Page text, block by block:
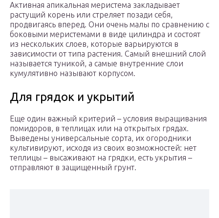
Активная апикальная меристема закладывает
растущий корень или стреляет позади себя,
продвигаясь вперед. Они очень малы по сравнению с
боковыми меристемами в виде цилиндра и состоят
из нескольких слоев, которые варьируются в
зависимости от типа растения. Самый внешний слой
называется туникой, а самые внутренние слои
кумулятивно называют корпусом.
Для грядок и укрытий
Еще один важный критерий – условия выращивания
помидоров, в теплицах или на открытых грядах.
Выведены универсальные сорта, их огородники
культивируют, исходя из своих возможностей: нет
теплицы – высаживают на грядки, есть укрытия –
отправляют в защищенный грунт.